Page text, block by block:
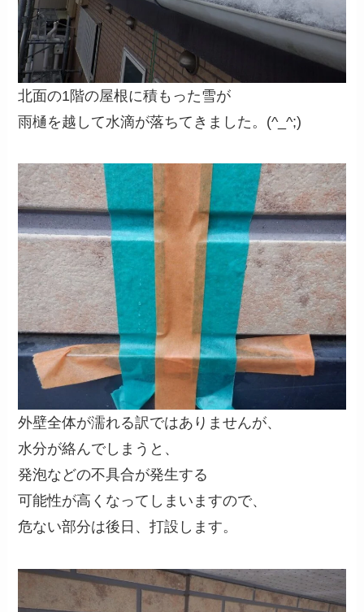
北面の1階の屋根に積もった雪が
雨樋を越して水滴が落ちてきました。(^_^;)
外壁全体が濡れる訳ではありませんが、
水分が絡んでしまうと、
発泡などの不具合が発生する
可能性が高くなってしまいますので、
危ない部分は後日、打設します。